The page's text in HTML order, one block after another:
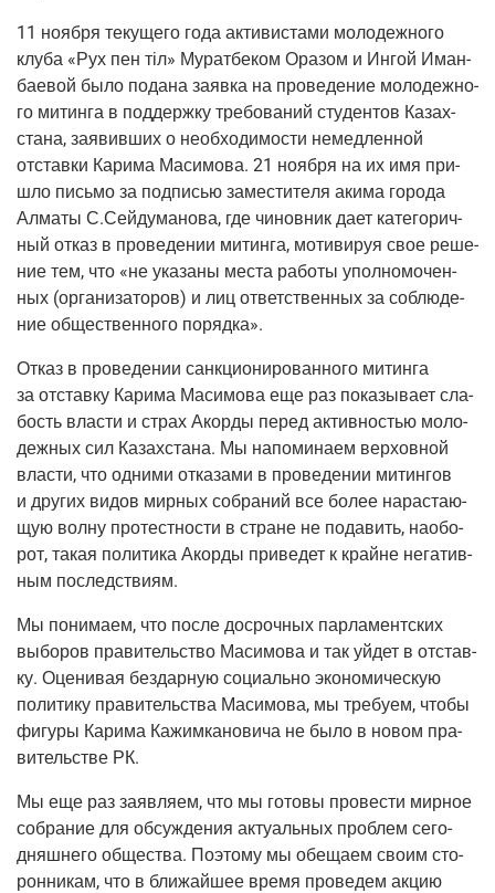
11 нояб­ря теку­ще­го года акти­ви­ста­ми моло­деж­но­го
клу­ба «Рух пен тіл» Мурат­бе­ком Ора­зом и Ингой Иман­
ба­е­вой было пода­на заяв­ка на про­ве­де­ние моло­деж­но­
го митин­га в под­держ­ку тре­бо­ва­ний сту­ден­тов Казах­
ста­на, заявив­ших о необ­хо­ди­мо­сти немед­лен­ной
отстав­ки Кари­ма Маси­мо­ва. 21 нояб­ря на их имя при­
шло пись­мо за под­пи­сью заме­сти­те­ля аки­ма горо­да
Алма­ты С.Сейдуманова, где чинов­ник дает кате­го­рич­
ный отказ в про­ве­де­нии митин­га, моти­ви­руя свое реше­
ние тем, что «не ука­за­ны места рабо­ты упол­но­мо­чен­
ных (орга­ни­за­то­ров) и лиц ответ­ствен­ных за соблю­де­
ние обще­ствен­но­го порядка».
Отказ в про­ве­де­нии санк­ци­о­ни­ро­ван­но­го митин­га
за отстав­ку Кари­ма Маси­мо­ва еще раз пока­зы­ва­ет сла­
бость вла­сти и страх Акор­ды перед актив­но­стью моло­
деж­ных сил Казах­ста­на. Мы напо­ми­на­ем вер­хов­ной
вла­сти, что одни­ми отка­за­ми в про­ве­де­нии митин­гов
и дру­гих видов мир­ных собра­ний все более нарас­та­ю­
щую вол­ну про­тестно­сти в стране не пода­вить, наобо­
рот, такая поли­ти­ка Акор­ды при­ве­дет к крайне нега­тив­
ным последствиям.
Мы пони­ма­ем, что после досроч­ных пар­ла­мент­ских
выбо­ров пра­ви­тель­ство Маси­мо­ва и так уйдет в отстав­
ку. Оце­ни­вая без­дар­ную соци­аль­но эко­но­ми­че­скую
поли­ти­ку пра­ви­тель­ства Маси­мо­ва, мы тре­бу­ем, что­бы
фигу­ры Кари­ма Кажим­ка­но­ви­ча не было в новом пра­
ви­тель­стве РК.
Мы еще раз заяв­ля­ем, что мы гото­вы про­ве­сти мир­ное
собра­ние для обсуж­де­ния акту­аль­ных про­блем сего­
дняш­не­го обще­ства. Поэто­му мы обе­ща­ем сво­им сто­
рон­ни­кам, что в бли­жай­шее вре­мя про­ве­дем акцию